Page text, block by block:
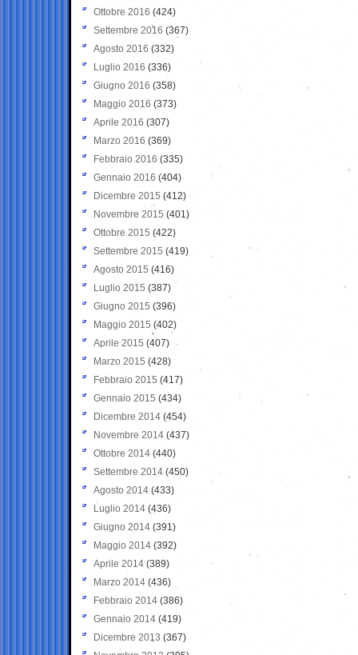
Ottobre 2016 (424)
Settembre 2016 (367)
Agosto 2016 (332)
Luglio 2016 (336)
Giugno 2016 (358)
Maggio 2016 (373)
Aprile 2016 (307)
Marzo 2016 (369)
Febbraio 2016 (335)
Gennaio 2016 (404)
Dicembre 2015 (412)
Novembre 2015 (401)
Ottobre 2015 (422)
Settembre 2015 (419)
Agosto 2015 (416)
Luglio 2015 (387)
Giugno 2015 (396)
Maggio 2015 (402)
Aprile 2015 (407)
Marzo 2015 (428)
Febbraio 2015 (417)
Gennaio 2015 (434)
Dicembre 2014 (454)
Novembre 2014 (437)
Ottobre 2014 (440)
Settembre 2014 (450)
Agosto 2014 (433)
Luglio 2014 (436)
Giugno 2014 (391)
Maggio 2014 (392)
Aprile 2014 (389)
Marzo 2014 (436)
Febbraio 2014 (386)
Gennaio 2014 (419)
Dicembre 2013 (367)